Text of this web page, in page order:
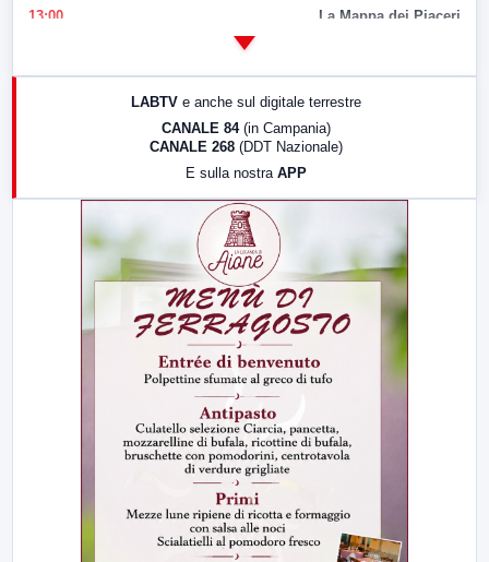
13:00 La Mappa dei Piaceri
LABTV e anche sul digitale terrestre
CANALE 84 (in Campania)
CANALE 268 (DDT Nazionale)
E sulla nostra APP